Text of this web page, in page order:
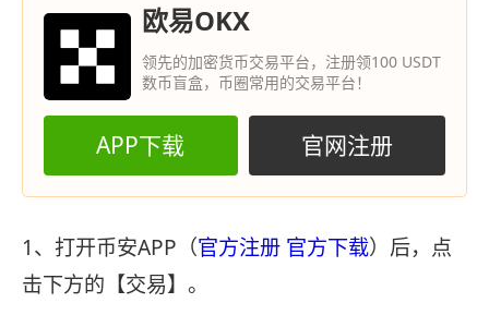
欧易OKX
领先的加密货币交易平台，注册领100 USDT
数币盲盒，币圈常用的交易平台！
APP下载 官网注册
1、打开币安APP（官方注册 官方下载）后，点
击下方的【交易】。